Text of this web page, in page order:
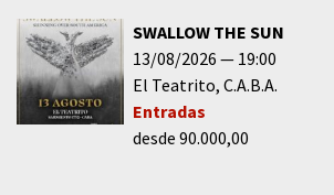
SWALLOW THE SUN
13/08/2026
19:00
El Teatrito C.A.B.A.
Entradas
desde 90.000,00